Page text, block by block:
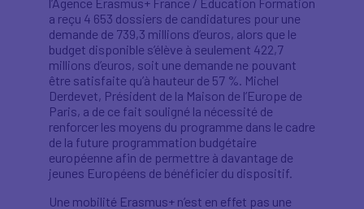
a reçu 4 653 dossiers de candidatures pour une
demande de 739,3 millions d’euros, alors que le
budget disponible s’élève à seulement 422,7
millions d’euros, soit une demande ne pouvant
être satisfaite qu’à hauteur de 57 %. Michel
Derdevet, Président de la Maison de l’Europe de
Paris, a de ce fait souligné la nécessité de
renforcer les moyens du programme dans le cadre
de la future programmation budgétaire
européenne afin de permettre à davantage de
jeunes Européens de bénéficier du dispositif.
Une mobilité Erasmus+ n’est en effet pas une